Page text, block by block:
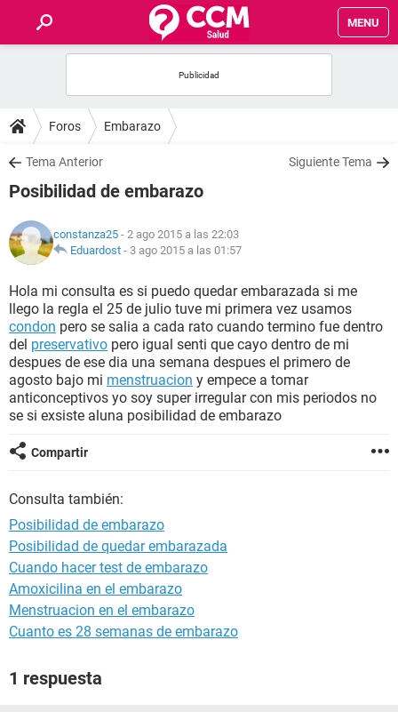
MENU
FOROS
SALUD
NUTRICIÓN
BIENESTAR
SEXUALIDAD
GLOSARIO
Foros Embarazo
Tema Anterior Siguiente Tema
Posibilidad de embarazo
constanza25 - 2 ago 2015 a las 22:03
Eduardost - 3 ago 2015 a las 01:57
Hola mi consulta es si puedo quedar embarazada si me
llego la regla el 25 de julio tuve mi primera vez usamos
condon pero se salia a cada rato cuando termino fue dentro
del preservativo pero igual senti que cayo dentro de mi
despues de ese dia una semana despues el primero de
agosto bajo mi menstruacion y empece a tomar
anticonceptivos yo soy super irregular con mis periodos no
se si exsiste aluna posibilidad de embarazo
Compartir
Consulta también:
Posibilidad de embarazo
Posibilidad de quedar embarazada
Cuando hacer test de embarazo
Amoxicilina en el embarazo
Menstruacion en el embarazo
Cuanto es 28 semanas de embarazo
1 respuesta